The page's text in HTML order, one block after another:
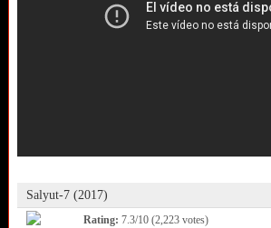
Salyut-7 (2017)
Rating: 7.3/10 (2,223 votes)